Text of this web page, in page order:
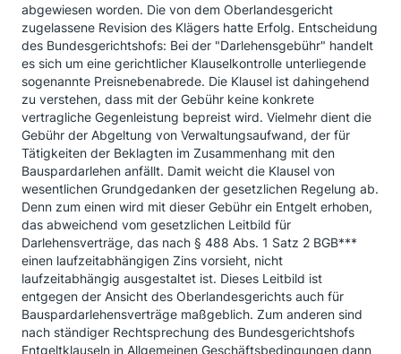
abgewiesen worden. Die von dem Oberlandesgericht
zugelassene Revision des Klägers hatte Erfolg. Entscheidung
des Bundesgerichtshofs: Bei der "Darlehensgebühr" handelt
es sich um eine gerichtlicher Klauselkontrolle unterliegende
sogenannte Preisnebenabrede. Die Klausel ist dahingehend
zu verstehen, dass mit der Gebühr keine konkrete
vertragliche Gegenleistung bepreist wird. Vielmehr dient die
Gebühr der Abgeltung von Verwaltungsaufwand, der für
Tätigkeiten der Beklagten im Zusammenhang mit den
Bauspardarlehen anfällt. Damit weicht die Klausel von
wesentlichen Grundgedanken der gesetzlichen Regelung ab.
Denn zum einen wird mit dieser Gebühr ein Entgelt erhoben,
das abweichend vom gesetzlichen Leitbild für
Darlehensverträge, das nach § 488 Abs. 1 Satz 2 BGB***
einen laufzeitabhängigen Zins vorsieht, nicht
laufzeitabhängig ausgestaltet ist. Dieses Leitbild ist
entgegen der Ansicht des Oberlandesgerichts auch für
Bauspardarlehensverträge maßgeblich. Zum anderen sind
nach ständiger Rechtsprechung des Bundesgerichtshofs
Entgeltklauseln in Allgemeinen Geschäftsbedingungen dann